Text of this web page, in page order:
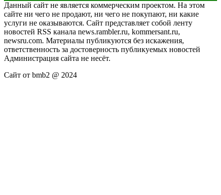
Данный сайт не является коммерческим проектом. На этом
сайте ни чего не продают, ни чего не покупают, ни какие
услуги не оказываются. Сайт представляет собой ленту
новостей RSS канала news.rambler.ru, kommersant.ru,
newsru.com. Материалы публикуются без искажения,
ответственность за достоверность публикуемых новостей
Администрация сайта не несёт.
Сайт от bmb2 @ 2024